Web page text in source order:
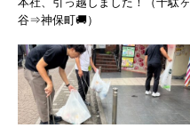
谷⇒神保町🚚）